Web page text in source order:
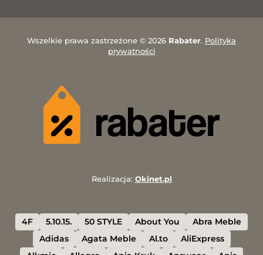
Wszelkie prawa zastrzeżone © 2026 Rabater. Polityka
prywatności
Realizacja: Okinet.pl
4F 5.10.15. 50 STYLE About You
Abra Meble
Adidas
Agata Meble Al.to
AliExpress